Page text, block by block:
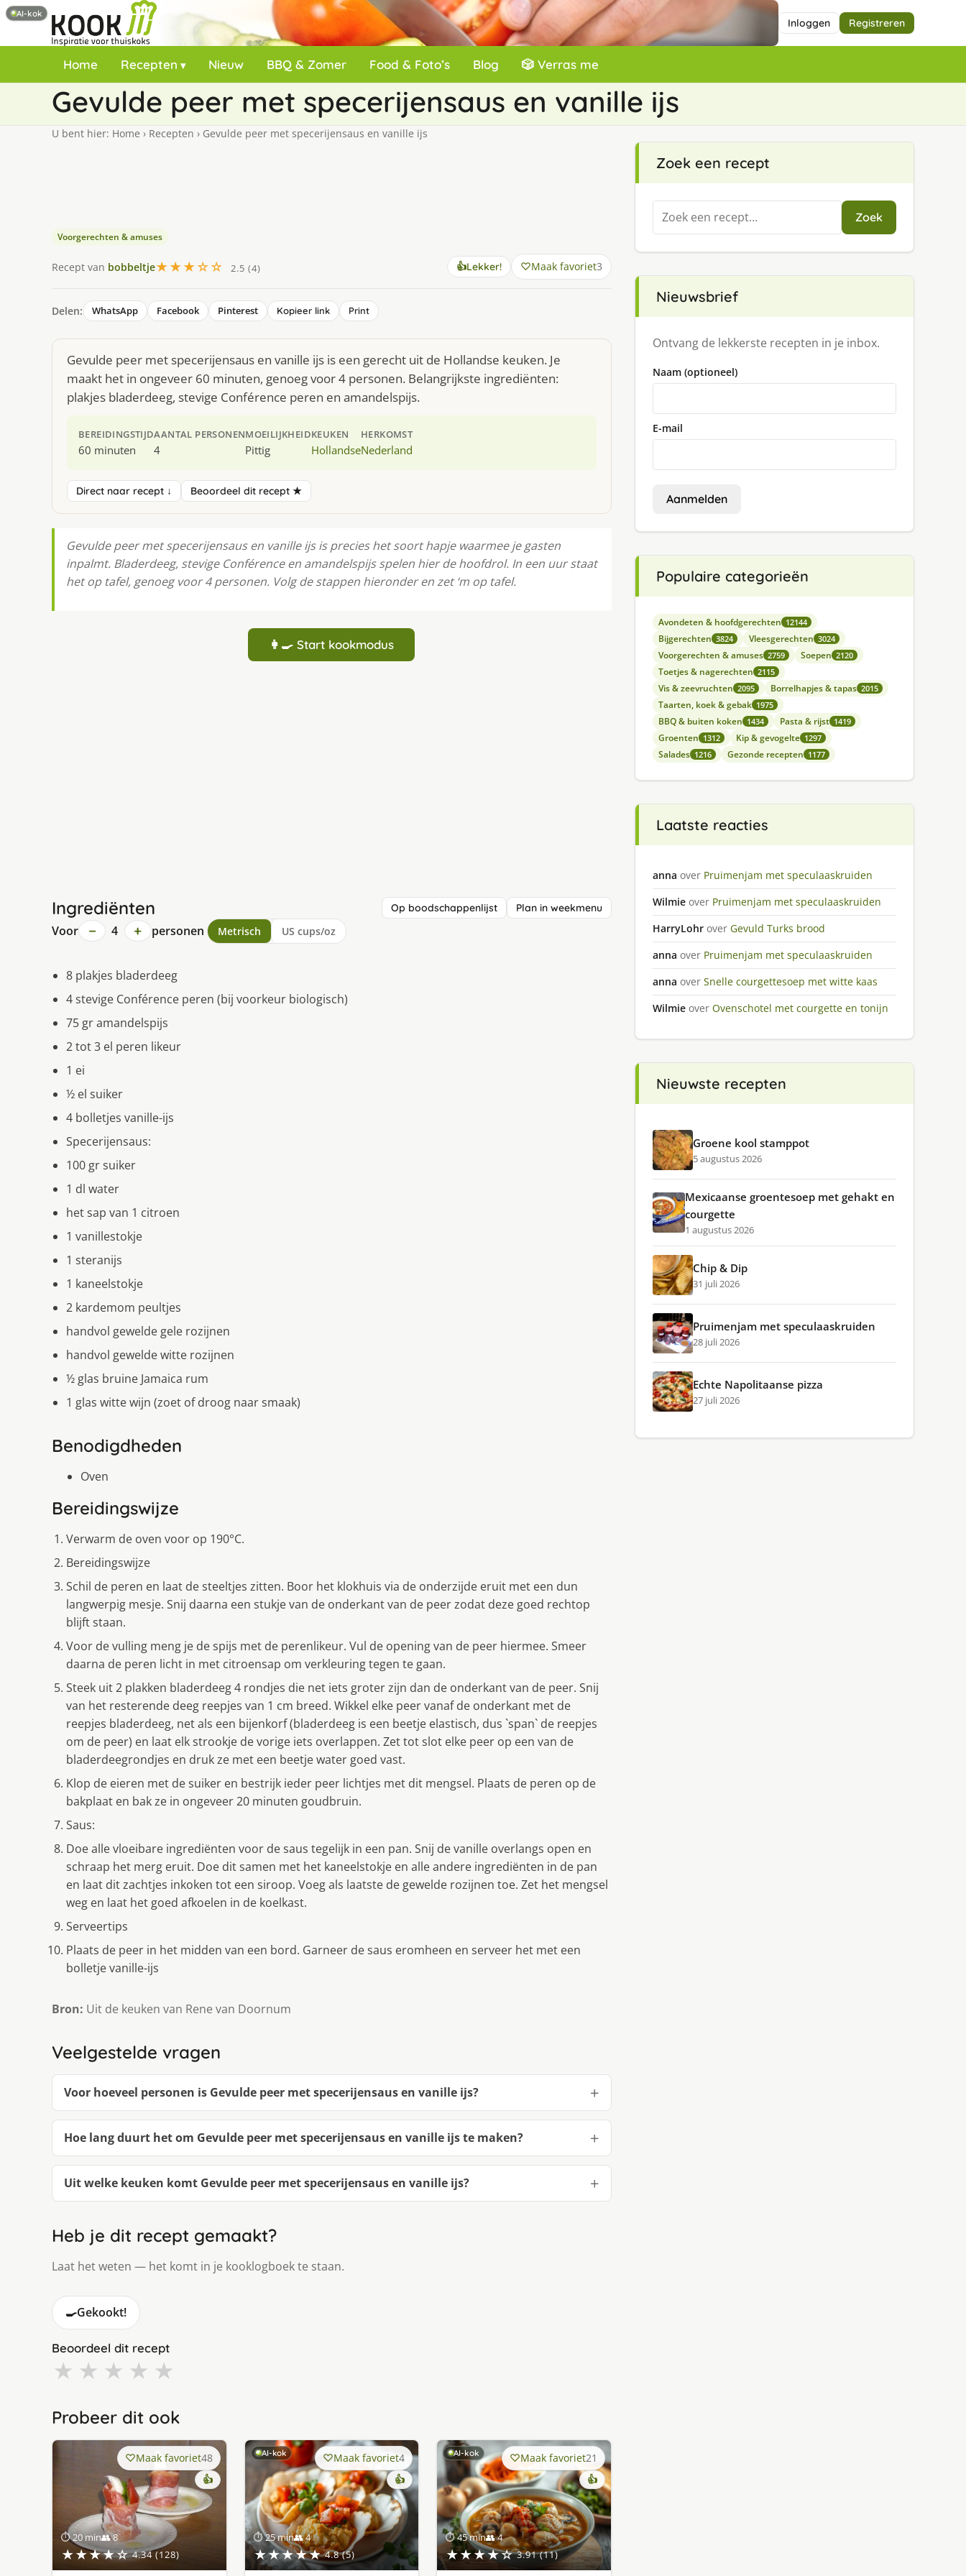
Inloggen Registreren
Home Recepten Nieuw BBQ & Zomer Food & Foto’s Blog 🎲 Verras me
Gevulde peer met specerijensaus en vanille ijs
U bent hier: Home › Recepten › Gevulde peer met specerijensaus en vanille ijs
Voorgerechten & amuses
Recept van bobbeltje★★★☆☆ 2.5 (4) 👍Lekker! Maak favoriet3
Delen: WhatsApp Facebook Pinterest Kopieer link Print
Gevulde peer met specerijensaus en vanille ijs is een gerecht uit de Hollandse keuken. Je
maakt het in ongeveer 60 minuten, genoeg voor 4 personen. Belangrijkste ingrediënten:
plakjes bladerdeeg, stevige Conférence peren en amandelspijs.
BEREIDINGSTIJD
60 minuten
AANTAL PERSONEN
4
MOEILIJKHEID
Pittig
KEUKEN
Hollandse
HERKOMST
Nederland
Direct naar recept ↓ Beoordeel dit recept ★
Gevulde peer met specerijensaus en vanille ijs is precies het soort hapje waarmee je gasten
inpalmt. Bladerdeeg, stevige Conférence en amandelspijs spelen hier de hoofdrol. In een uur staat
het op tafel, genoeg voor 4 personen. Volg de stappen hieronder en zet ‘m op tafel.
👩‍🍳 Start kookmodus
Ingrediënten Op boodschappenlijst Plan in weekmenu
Voor − 4 + personen Metrisch US cups/oz
8 plakjes bladerdeeg
4 stevige Conférence peren (bij voorkeur biologisch)
75 gr amandelspijs
2 tot 3 el peren likeur
1 ei
½ el suiker
4 bolletjes vanille-ijs
Specerijensaus:
100 gr suiker
1 dl water
het sap van 1 citroen
1 vanillestokje
1 steranijs
1 kaneelstokje
2 kardemom peultjes
handvol gewelde gele rozijnen
handvol gewelde witte rozijnen
½ glas bruine Jamaica rum
1 glas witte wijn (zoet of droog naar smaak)
Benodigdheden
Oven
Bereidingswijze
Verwarm de oven voor op 190°C.
Bereidingswijze
Schil de peren en laat de steeltjes zitten. Boor het klokhuis via de onderzijde eruit met een dun
langwerpig mesje. Snij daarna een stukje van de onderkant van de peer zodat deze goed rechtop
blijft staan.
Voor de vulling meng je de spijs met de perenlikeur. Vul de opening van de peer hiermee. Smeer
daarna de peren licht in met citroensap om verkleuring tegen te gaan.
Steek uit 2 plakken bladerdeeg 4 rondjes die net iets groter zijn dan de onderkant van de peer. Snij
van het resterende deeg reepjes van 1 cm breed. Wikkel elke peer vanaf de onderkant met de
reepjes bladerdeeg, net als een bijenkorf (bladerdeeg is een beetje elastisch, dus `span` de reepjes
om de peer) en laat elk strookje de vorige iets overlappen. Zet tot slot elke peer op een van de
bladerdeegrondjes en druk ze met een beetje water goed vast.
Klop de eieren met de suiker en bestrijk ieder peer lichtjes met dit mengsel. Plaats de peren op de
bakplaat en bak ze in ongeveer 20 minuten goudbruin.
Saus:
Doe alle vloeibare ingrediënten voor de saus tegelijk in een pan. Snij de vanille overlangs open en
schraap het merg eruit. Doe dit samen met het kaneelstokje en alle andere ingrediënten in de pan
en laat dit zachtjes inkoken tot een siroop. Voeg als laatste de gewelde rozijnen toe. Zet het mengsel
weg en laat het goed afkoelen in de koelkast.
Serveertips
Plaats de peer in het midden van een bord. Garneer de saus eromheen en serveer het met een
bolletje vanille-ijs
Bron: Uit de keuken van Rene van Doornum
Veelgestelde vragen
Voor hoeveel personen is Gevulde peer met specerijensaus en vanille ijs?
Hoe lang duurt het om Gevulde peer met specerijensaus en vanille ijs te maken?
Uit welke keuken komt Gevulde peer met specerijensaus en vanille ijs?
Heb je dit recept gemaakt?
Laat het weten — het komt in je kooklogboek te staan.
🍳Gekookt!
Beoordeel dit recept
★ ★ ★ ★ ★
Probeer dit ook
⏱ 20 min👥 8
★★★★☆ 4.34 (128)
Maak favoriet48
👍
AI-kok
⏱ 25 min👥 4
★★★★★ 4.8 (5)
Maak favoriet4
👍
AI-kok
⏱ 45 min👥 4
★★★★☆ 3.91 (11)
Maak favoriet21
👍
Zoek een recept
Zoeken
naar:
Zoek
Nieuwsbrief
Ontvang de lekkerste recepten in je inbox.
Naam (optioneel)
E-mail
Aanmelden
Populaire categorieën
Avondeten & hoofdgerechten 12144
Bijgerechten 3824 Vleesgerechten 3024
Voorgerechten & amuses 2759 Soepen 2120
Toetjes & nagerechten 2115
Vis & zeevruchten 2095 Borrelhapjes & tapas 2015
Taarten, koek & gebak 1975
BBQ & buiten koken 1434 Pasta & rijst 1419
Groenten 1312 Kip & gevogelte 1297
Salades 1216 Gezonde recepten 1177
Laatste reacties
anna over Pruimenjam met speculaaskruiden
Wilmie over Pruimenjam met speculaaskruiden
HarryLohr over Gevuld Turks brood
anna over Pruimenjam met speculaaskruiden
anna over Snelle courgettesoep met witte kaas
Wilmie over Ovenschotel met courgette en tonijn
Nieuwste recepten
Groene kool stamppot
5 augustus 2026
Mexicaanse groentesoep met gehakt en
courgette
1 augustus 2026
Chip & Dip
31 juli 2026
Pruimenjam met speculaaskruiden
28 juli 2026
AI-kok
Echte Napolitaanse pizza
27 juli 2026